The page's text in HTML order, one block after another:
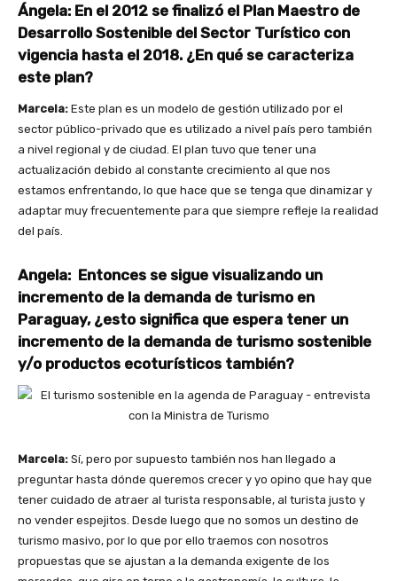
Ángela: En el 2012 se finalizó el Plan Maestro de
Desarrollo Sostenible del Sector Turístico con
vigencia hasta el 2018. ¿En qué se caracteriza
este plan?
Marcela: Este plan es un modelo de gestión utilizado por el
sector público-privado que es utilizado a nivel país pero también
a nivel regional y de ciudad. El plan tuvo que tener una
actualización debido al constante crecimiento al que nos
estamos enfrentando, lo que hace que se tenga que dinamizar y
adaptar muy frecuentemente para que siempre refleje la realidad
del país.
Angela: Entonces se sigue visualizando un
incremento de la demanda de turismo en
Paraguay, ¿esto significa que espera tener un
incremento de la demanda de turismo sostenible
y/o productos ecoturísticos también?
Marcela: Sí, pero por supuesto también nos han llegado a
preguntar hasta dónde queremos crecer y yo opino que hay que
tener cuidado de atraer al turista responsable, al turista justo y
no vender espejitos. Desde luego que no somos un destino de
turismo masivo, por lo que por ello traemos con nosotros
propuestas que se ajustan a la demanda exigente de los